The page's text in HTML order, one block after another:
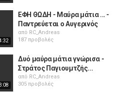
ΕΦΗ ΘΩΔΗ - Μαύρα μάτια ... -
Παντρεύεται ο Αυγερινός
από RC_Andreas
187 προβολές
Δυό μαύρα μάτια γνώρισα -
Στράτος Παγιουμτζής...
από RC_Andreas
305 προβολές